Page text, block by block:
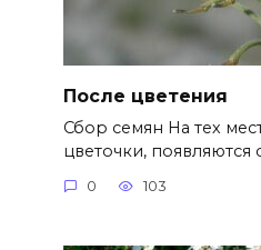
После цветения
Сбор семян На тех
цветочки, появляются
0 103